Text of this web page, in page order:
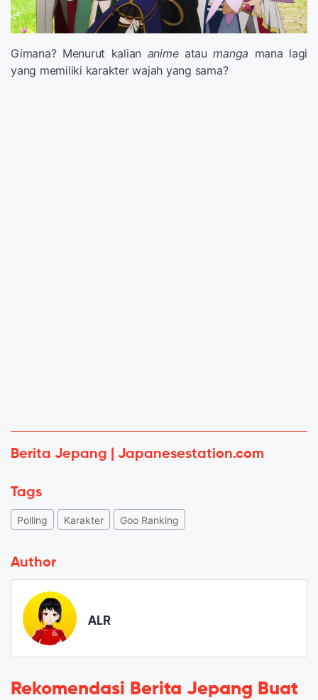
Gimana? Menurut kalian animeataumanga mana lagi
yang memiliki karakter wajah yang sama?
Berita Jepang | Japanesestation.com
Tags
Polling Karakter Goo Ranking
Author
ALR
Rekomendasi Berita Jepang Buat